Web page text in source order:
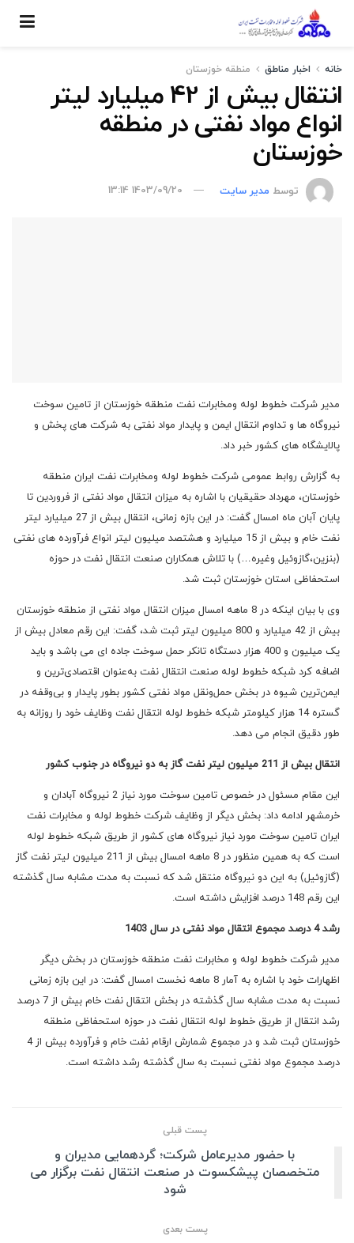
خانه اخبار مناطق منطقه خوزستان
انتقال بیش از 42 میلیارد لیتر
انواع مواد نفتی در منطقه
خوزستان
توسط مدیر سایت 1403/09/20 13:14
مدیر شرکت خطوط لوله ومخابرات نفت منطقه خوزستان از تامین سوخت
نیروگاه ها و تداوم انتقال ایمن و پایدار مواد نفتی به شرکت های پخش و
پالایشگاه های کشور خبر داد.
به گزارش روابط عمومی شرکت خطوط لوله ومخابرات نفت ایران منطقه
خوزستان، مهرداد حقیقیان با اشاره به میزان انتقال مواد نفتی از فروردین تا
پایان آبان ماه امسال گفت: در این بازه زمانی، انتقال بیش از 27 میلیارد لیتر
نفت خام و بیش از 15 میلیارد و هشتصد میلیون لیتر انواع فرآورده های نفتی
(بنزین،گازوئیل وغیره…) با تلاش همکاران صنعت انتقال نفت در حوزه
استحفاظی استان خوزستان ثبت شد.
وی با بیان اینکه در 8 ماهه امسال میزان انتقال مواد نفتی از منطقه خوزستان
بیش از 42 میلیارد و 800 میلیون لیتر ثبت شد، گفت: این رقم معادل بیش از
یک میلیون و 400 هزار دستگاه تانکر حمل سوخت جاده ای می باشد و باید
اضافه کرد شبکه خطوط لوله صنعت انتقال نفت به‌عنوان اقتصادی‌ترین و
ایمن‌ترین شیوه در بخش حمل‌ونقل مواد نفتی کشور بطور پایدار و بی‌وقفه در
گستره 14 هزار کیلومتر شبکه خطوط لوله انتقال نفت وظایف خود را روزانه به
طور دقیق انجام می دهد.
انتقال بیش از 211 میلیون لیتر نفت گاز به دو نیروگاه در جنوب کشور
این مقام مسئول در خصوص تامین سوخت مورد نیاز 2 نیروگاه آبادان و
خرمشهر ادامه داد: بخش دیگر از وظایف شرکت خطوط لوله و مخابرات نفت
ایران تامین سوخت مورد نیاز نیروگاه های کشور از طریق شبکه خطوط لوله
است که به همین منظور در 8 ماهه امسال بیش از 211 میلیون لیتر نفت گاز
(گازوئیل) به این دو نیروگاه منتقل شد که نسبت به مدت مشابه سال گذشته
این رقم 148 درصد افزایش داشته است.
رشد 4 درصد مجموع انتقال مواد نفتی در سال 1403
مدیر شرکت خطوط لوله و مخابرات نفت منطقه خوزستان در بخش دیگر
اظهارات خود با اشاره به آمار 8 ماهه نخست امسال گفت: در این بازه زمانی
نسبت به مدت مشابه سال گذشته در بخش انتقال نفت خام بیش از 7 درصد
رشد انتقال از طریق خطوط لوله انتقال نفت در حوزه استحفاظی منطقه
خوزستان ثبت شد و در مجموع شمارش ارقام نفت خام و فرآورده بیش از 4
درصد مجموع مواد نفتی نسبت به سال گذشته رشد داشته است.
پست قبلی
با حضور مدیرعامل شرکت؛ گردهمایی مدیران و
متخصصان پیشکسوت در صنعت انتقال نفت برگزار می
شود
پست بعدی